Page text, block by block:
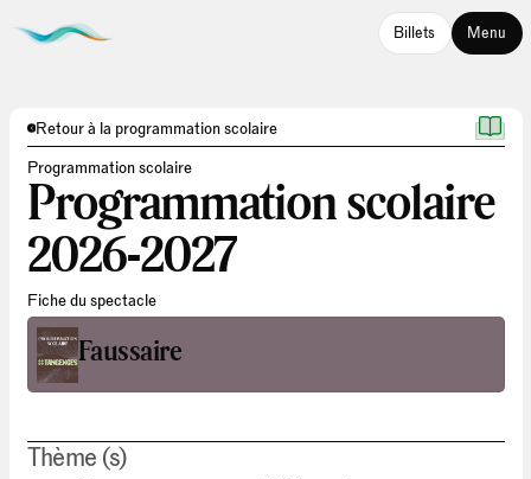
Billets Menu
Retour à la programmation scolaire
Programmation scolaire
Programmation scolaire
2026-2027
Fiche du spectacle
Faussaire
Thème (s)